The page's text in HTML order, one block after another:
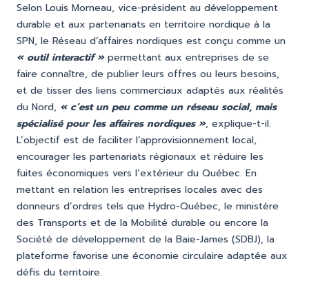
Selon Louis Morneau, vice-président au développement
durable et aux partenariats en territoire nordique à la
SPN, le Réseau d’affaires nordiques est conçu comme un
« outil interactif »permettant aux entreprises de se
faire connaître, de publier leurs offres ou leurs besoins,
et de tisser des liens commerciaux adaptés aux réalités
du Nord, « c’est un peu comme un réseau social, mais
spécialisé pour les affaires nordiques », explique-t-il.
L’objectif est de faciliter l’approvisionnement local,
encourager les partenariats régionaux et réduire les
fuites économiques vers l’extérieur du Québec. En
mettant en relation les entreprises locales avec des
donneurs d’ordres tels que Hydro-Québec, le ministère
des Transports et de la Mobilité durable ou encore la
Société de développement de la Baie-James (SDBJ), la
plateforme favorise une économie circulaire adaptée aux
défis du territoire.